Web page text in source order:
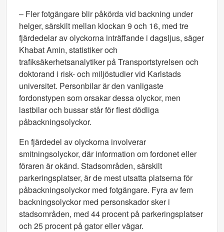
– Fler fotgängare blir påkörda vid backning under
helger, särskilt mellan klockan 9 och 16, med tre
fjärdedelar av olyckorna inträffande i dagsljus, säger
Khabat Amin, statistiker och
trafiksäkerhetsanalytiker på Transportstyrelsen och
doktorand i risk- och miljöstudier vid Karlstads
universitet. Personbilar är den vanligaste
fordonstypen som orsakar dessa olyckor, men
lastbilar och bussar står för flest dödliga
påbackningsolyckor.
En fjärdedel av olyckorna involverar
smitningsolyckor, där information om fordonet eller
föraren är okänd. Stadsområden, särskilt
parkeringsplatser, är de mest utsatta platserna för
påbackningsolyckor med fotgängare. Fyra av fem
backningsolyckor med personskador sker i
stadsområden, med 44 procent på parkeringsplatser
och 25 procent på gator eller vägar.